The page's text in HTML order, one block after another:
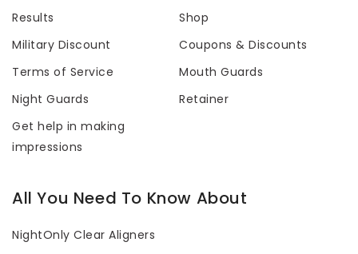
Results
Shop
Military Discount
Coupons & Discounts
Terms of Service
Mouth Guards
Night Guards
Retainer
Get help in making
impressions
All You Need To Know About
NightOnly Clear Aligners